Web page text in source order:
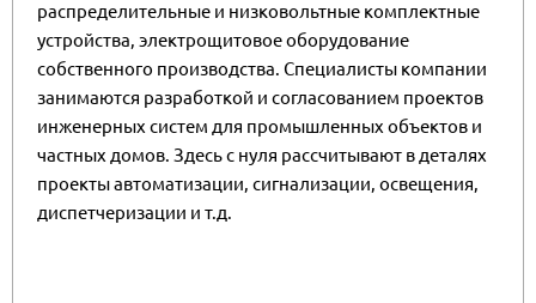
распределительные и низковольтные комплектные
устройства, электрощитовое оборудование
собственного производства. Специалисты компании
занимаются разработкой и согласованием проектов
инженерных систем для промышленных объектов и
частных домов. Здесь с нуля рассчитывают в деталях
проекты автоматизации, сигнализации, освещения,
диспетчеризации и т.д.